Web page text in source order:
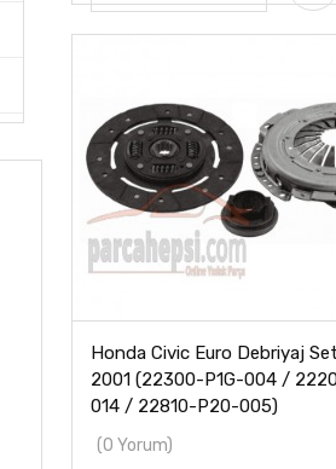
Honda Civic Euro Debriyaj
2001 (22300-P1G-004 /
014 / 22810-P20-005)
(0 Yorum)